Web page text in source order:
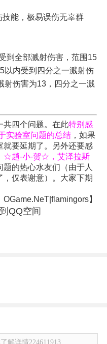
能，极易误伤无辜群
到全部溅射伤害，范围15
以内受到四分之一溅射伤
射伤害为13，四分之一溅
四个问题。在此特别感
实验室问题的总结 ，如果
就要延期了。另外还要感
☆趙-小-贺☆，艾泽拉斯
的热心水友们（由于人
仅表谢意）。大家下期
OGame.NeT|flamingors】
QQ空间
解详情224611913